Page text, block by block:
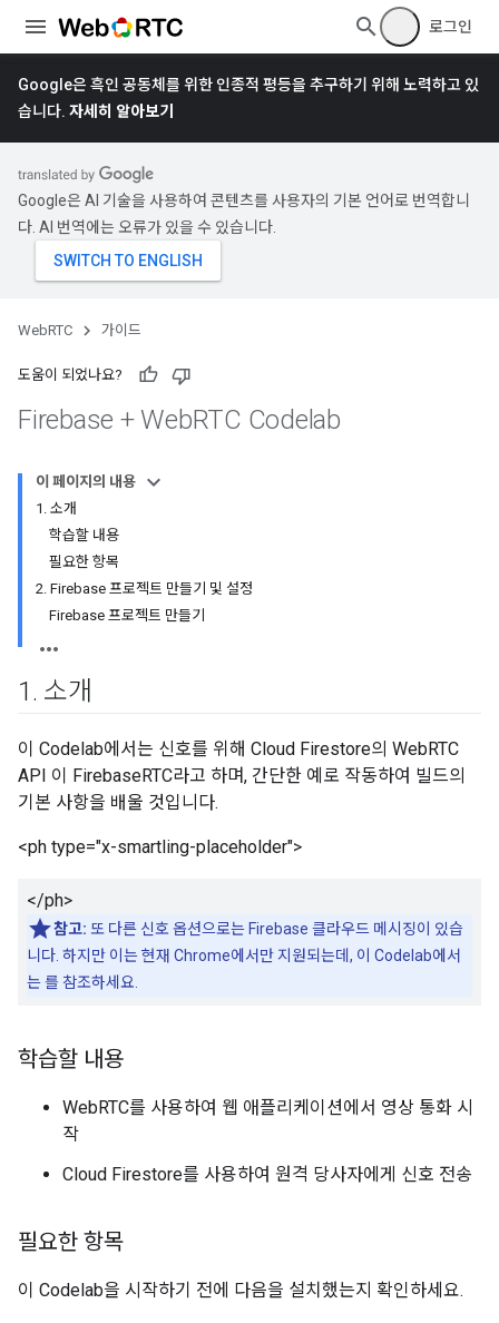
로그인
Google은 흑인 공동체를 위한 인종적 평등을 추구하기 위해 노력하고 있
습니다. 자세히 알아보기
Google은 AI 기술을 사용하여 콘텐츠를 사용자의 기본 언어로 번역합니
다. AI 번역에는 오류가 있을 수 있습니다.
WebRTC 가이드
도움이 되었나요?
Firebase + WebRTC Codelab
이 페이지의 내용
1. 소개
학습할 내용
필요한 항목
2. Firebase 프로젝트 만들기 및 설정
Firebase 프로젝트 만들기
1. 소개
이 Codelab에서는 신호를 위해 Cloud Firestore의 WebRTC
API 이 FirebaseRTC라고 하며, 간단한 예로 작동하여 빌드의
기본 사항을 배울 것입니다.
<ph type="x-smartling-placeholder">
</ph>
참고: 또 다른 신호 옵션으로는 Firebase 클라우드 메시징이 있습
니다. 하지만 이는 현재 Chrome에서만 지원되는데, 이 Codelab에서
는 를 참조하세요.
학습할 내용
WebRTC를 사용하여 웹 애플리케이션에서 영상 통화 시
작
Cloud Firestore를 사용하여 원격 당사자에게 신호 전송
필요한 항목
이 Codelab을 시작하기 전에 다음을 설치했는지 확인하세요.